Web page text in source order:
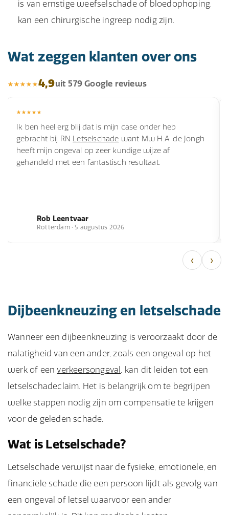
is van ernstige weefselschade of bloedophoping,
kan een chirurgische ingreep nodig zijn.
Wat zeggen klanten over ons
4,9uit 579 Google reviews
Ik ben heel erg blij dat is mijn case onder heb
gebracht bij RN Letselschade want Mw H.A. de Jongh
heeft mijn ongeval op zeer kundige wijze af
gehandeld met een fantastisch resultaat.
Rob Leentvaar
Rotterdam · 5 augustus 2026
‹ ›
Dijbeenkneuzing en letselschade
Wanneer een dijbeenkneuzing is veroorzaakt door de
nalatigheid van een ander, zoals een ongeval op het
werk of eenverkeersongeval , kan dit leiden tot een
letselschadeclaim. Het is belangrijk om te begrijpen
welke stappen nodig zijn om compensatie te krijgen
voor de geleden schade.
Wat is Letselschade?
Letselschade verwijst naar de fysieke, emotionele, en
financiële schade die een persoon lijdt als gevolg van
een ongeval of letsel waarvoor een ander